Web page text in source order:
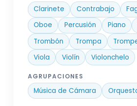
Clarinete Contrabajo
Oboe
Percusión Piano
Trombón
Trompa
Viola
Violín Violonchelo
AGRUPACIONES
Música de Cámara